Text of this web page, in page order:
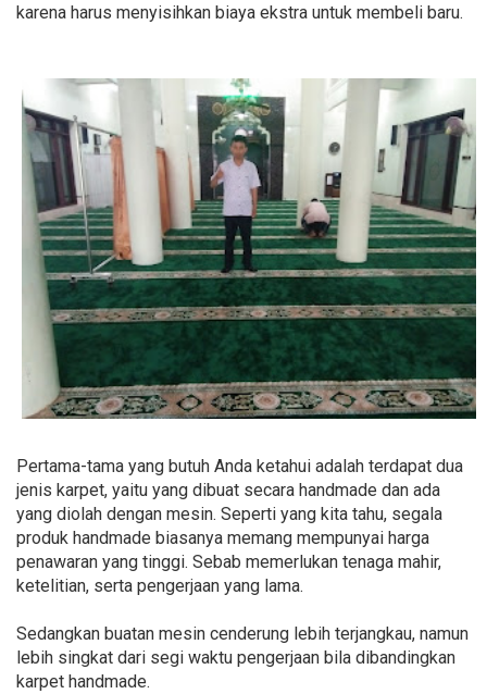
karena harus menyisihkan biaya ekstra untuk membeli baru.
Pertama-tama yang butuh Anda ketahui adalah terdapat dua
jenis karpet, yaitu yang dibuat secara handmade dan ada
yang diolah dengan mesin. Seperti yang kita tahu, segala
produk handmade biasanya memang mempunyai harga
penawaran yang tinggi. Sebab memerlukan tenaga mahir,
ketelitian, serta pengerjaan yang lama.
Sedangkan buatan mesin cenderung lebih terjangkau, namun
lebih singkat dari segi waktu pengerjaan bila dibandingkan
karpet handmade.